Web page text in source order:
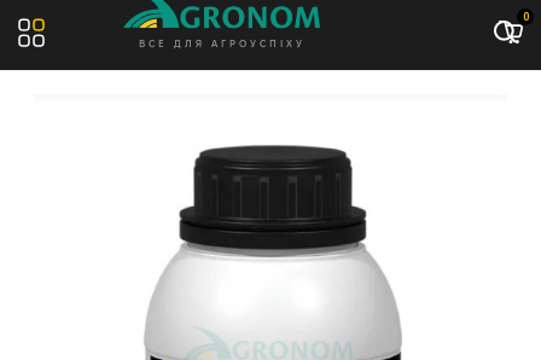
ВСЕ ДЛЯ АГРОУСПІХУ
0